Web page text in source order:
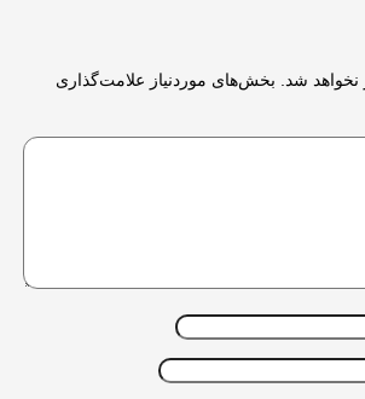
شد.
بخش‌های موردنیاز علامت‌گذاری